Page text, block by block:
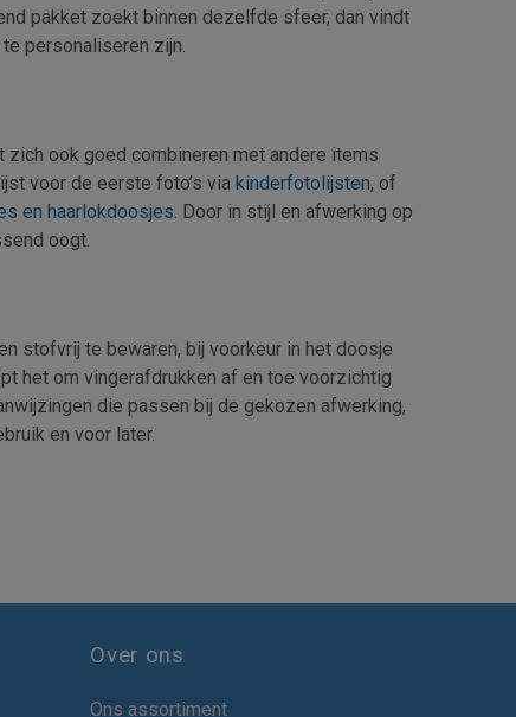
pakket zoekt binnen dezelfde sfeer, dan vindt
personaliseren zijn.
ook goed combineren met andere items
voor de eerste foto’s via kinderfotolijsten, of
en haarlokdoosjes. Door in stijl en afwerking op
oogt.
stofvrij te bewaren, bij voorkeur in het doosje
het om vingerafdrukken af en toe voorzichtig
die passen bij de gekozen afwerking,
en voor later.
Over ons
Ons assortiment